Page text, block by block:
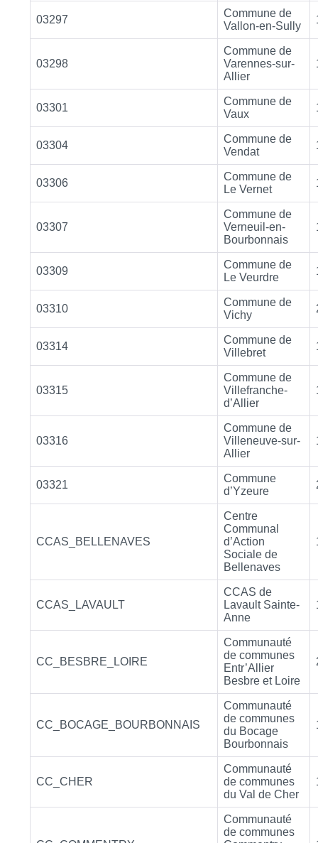
03297
Commune de
Vallon-en-Sully
03298
Commune de
Varennes-sur-
Allier
03301
Commune de
Vaux
03304
Commune de
Vendat
03306
Commune de
Le Vernet
03307
Commune de
Verneuil-en-
Bourbonnais
03309
Commune de
Le Veurdre
03310
Commune de
Vichy
03314
Commune de
Villebret
03315
Commune de
Villefranche-
d’Allier
03316
Commune de
Villeneuve-sur-
Allier
03321
Commune
d’Yzeure
CCAS_BELLENAVES
Centre
Communal
d’Action
Sociale de
Bellenaves
CCAS_LAVAULT
CCAS de
Lavault Sainte-
Anne
CC_BESBRE_LOIRE
Communauté
de communes
Entr’Allier
Besbre et Loire
CC_BOCAGE_BOURBONNAIS
Communauté
de communes
du Bocage
Bourbonnais
CC_CHER
Communauté
de communes
du Val de Cher
Communauté
de communes